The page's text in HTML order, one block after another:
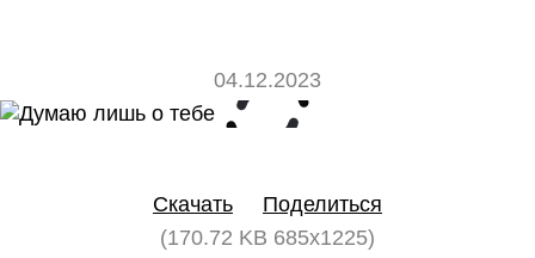
04.12.2023
Скачать
Поделиться
(170.72 KB 685x1225)